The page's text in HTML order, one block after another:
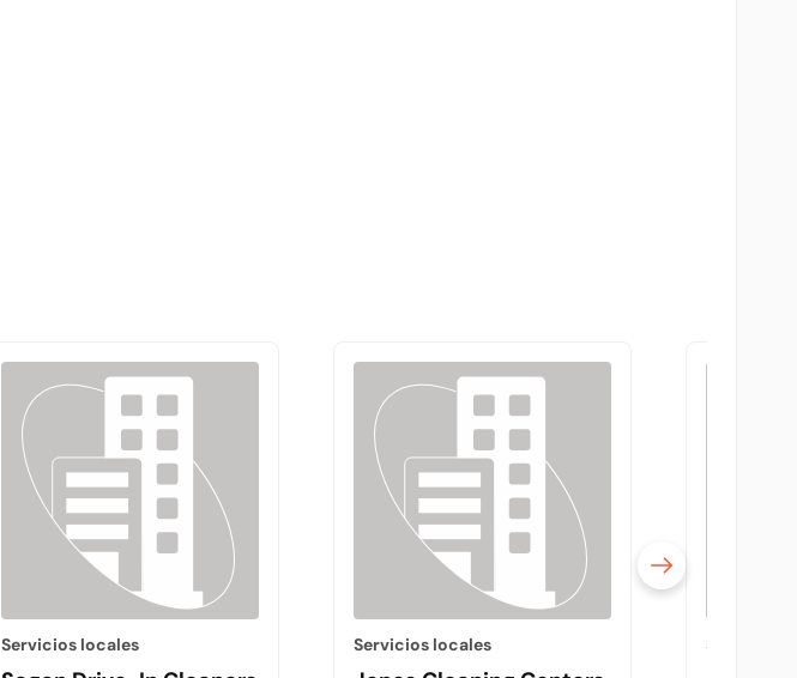
Servicios locales Servicios locales Servicios